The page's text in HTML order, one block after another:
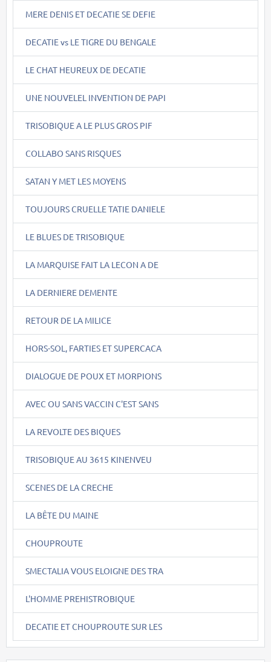
MERE DENIS ET DECATIE SE DEFIE
DECATIE vs LE TIGRE DU BENGALE
LE CHAT HEUREUX DE DECATIE
UNE NOUVELEL INVENTION DE PAPI
TRISOBIQUE A LE PLUS GROS PIF
COLLABO SANS RISQUES
SATAN Y MET LES MOYENS
TOUJOURS CRUELLE TATIE DANIELE
LE BLUES DE TRISOBIQUE
LA MARQUISE FAIT LA LECON A DE
LA DERNIERE DEMENTE
RETOUR DE LA MILICE
HORS-SOL, FARTIES ET SUPERCACA
DIALOGUE DE POUX ET MORPIONS
AVEC OU SANS VACCIN C'EST SANS
LA REVOLTE DES BIQUES
TRISOBIQUE AU 3615 KINENVEU
SCENES DE LA CRECHE
LA BÊTE DU MAINE
CHOUPROUTE
SMECTALIA VOUS ELOIGNE DES TRA
L'HOMME PREHISTROBIQUE
DECATIE ET CHOUPROUTE SUR LES